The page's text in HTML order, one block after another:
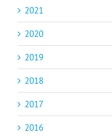
2021
2020
2019
2018
2017
2016